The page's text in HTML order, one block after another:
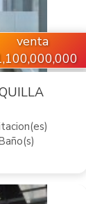
venta